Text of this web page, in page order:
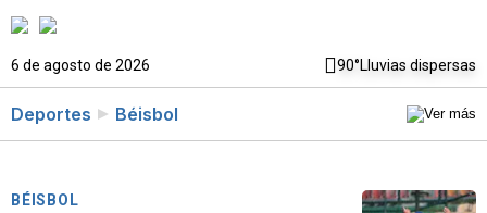
6 de agosto de 2026 90°Lluvias dispersas
Deportes Béisbol
BÉISBOL